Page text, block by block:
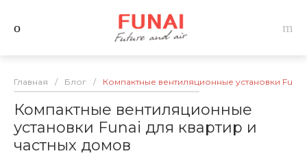
Главная / Блог / Компактные вентиляционные установки
Компактные вентиляционные
установки Funai для квартир и
частных домов